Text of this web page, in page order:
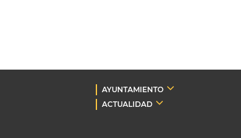
AYUNTAMIENTO
ACTUALIDAD